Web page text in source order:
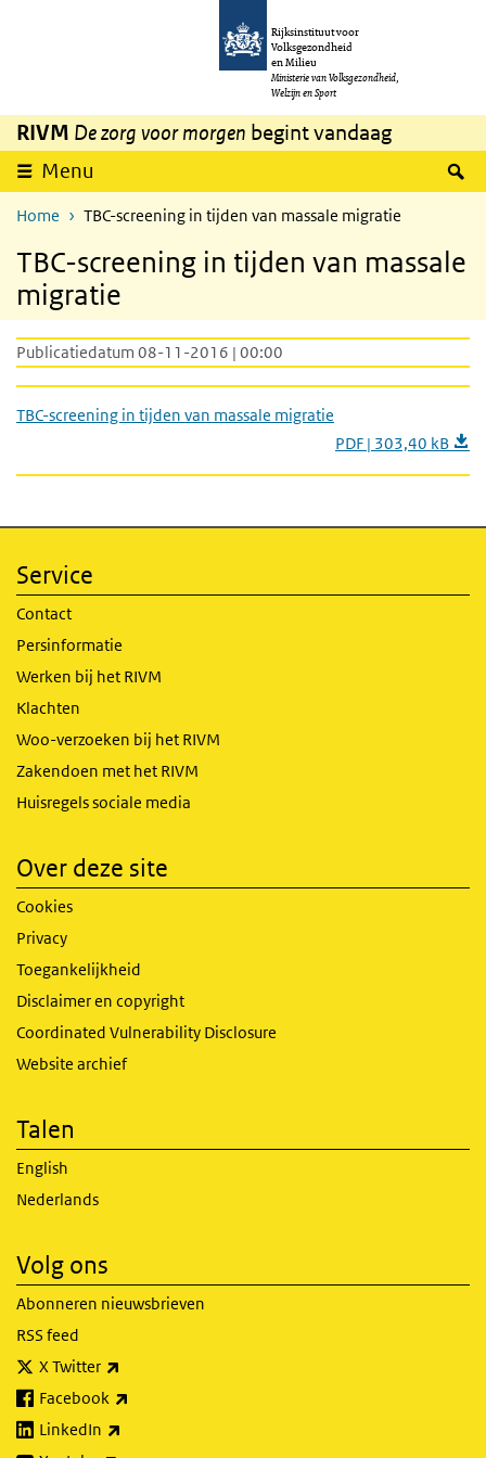
Overslaan en naar de inhoud gaan
Rijksinstituut voor
Volksgezondheid
en Milieu
Ministerie van Volksgezondheid,
Welzijn en Sport
RIVM De zorg voor morgen begint vandaag
Menu
Home TBC-screening in tijden van massale migratie
TBC-screening in tijden van massale
migratie
Publicatiedatum 08-11-2016 | 00:00
TBC-screening in tijden van massale migratie
PDF | 303,40 kB
Service
Contact
Persinformatie
Werken bij het RIVM
Klachten
Woo-verzoeken bij het RIVM
Zakendoen met het RIVM
Huisregels sociale media
Over deze site
Cookies
Privacy
Toegankelijkheid
Disclaimer en copyright
Coordinated Vulnerability Disclosure
Website archief
Talen
English
Nederlands
Volg ons
Abonneren nieuwsbrieven
RSS feed
X Twitter
Facebook
LinkedIn